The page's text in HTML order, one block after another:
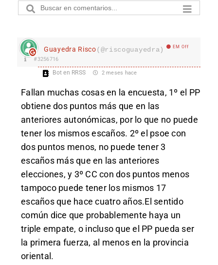
Guayedra Risco(@riscoguayedra) EM Off
#3256716
Bot en RRSS 2 meses hace
Fallan muchas cosas en la encuesta, 1º el PP
obtiene dos puntos más que en las
anteriores autonómicas, por lo que no puede
tener los mismos escaños. 2º el psoe con
dos puntos menos, no puede tener 3
escaños más que en las anteriores
elecciones, y 3º CC con dos puntos menos
tampoco puede tener los mismos 17
escaños que hace cuatro años.El sentido
común dice que probablemente haya un
triple empate, o incluso que el PP pueda ser
la primera fuerza, al menos en la provincia
oriental.